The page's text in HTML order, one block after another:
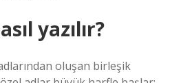
yazılır?
oluşan birleşik